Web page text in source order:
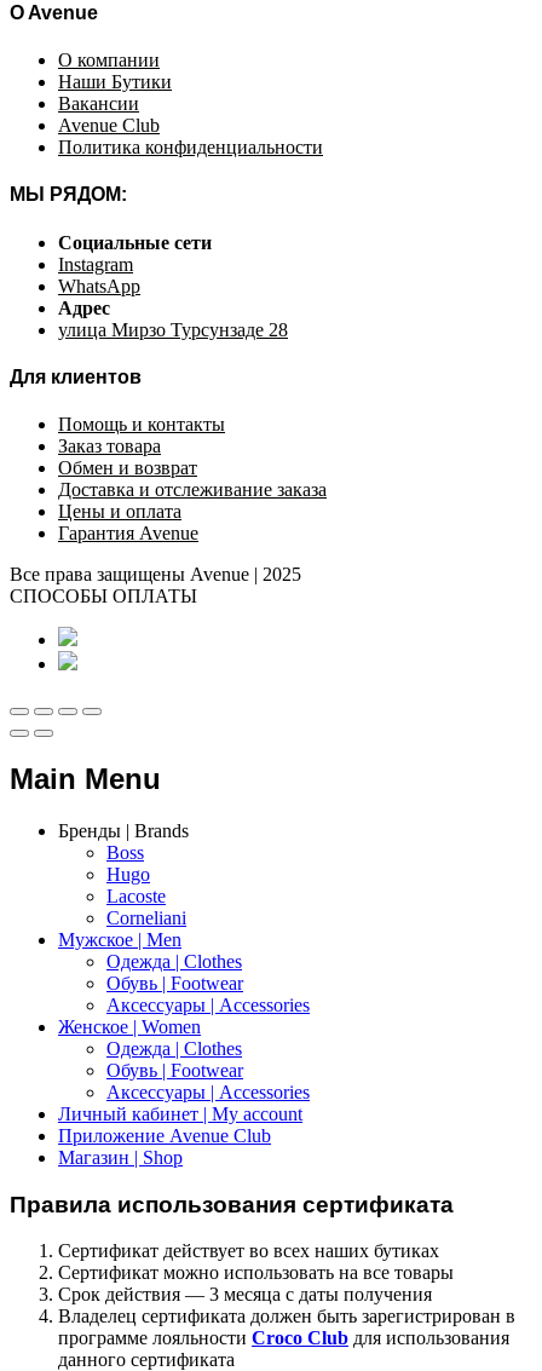
O Avenue
О компании
Наши Бутики
Вакансии
Avenue Club
Политика конфиденциальности
МЫ РЯДОМ:
Социальные сети
Instagram
WhatsApp
Адрес
улица Мирзо Турсунзаде 28
Для клиентов
Помощь и контакты
Заказ товара
Обмен и возврат
Доставка и отслеживание заказа
Цены и оплата
Гарантия Avenue
Все права защищены Avenue | 2025
СПОСОБЫ ОПЛАТЫ
Main Menu
Бренды | Brands
Boss
Hugo
Lacoste
Corneliani
Мужское | Men
Одежда | Clothes
Обувь | Footwear
Аксессуары | Accessories
Женское | Women
Одежда | Clothes
Обувь | Footwear
Аксессуары | Accessories
Личный кабинет | My account
Приложение Avenue Club
Магазин | Shop
Правила использования сертификата
Сертификат действует во всех наших бутиках
Сертификат можно использовать на все товары
Срок действия — 3 месяца с даты получения
Владелец сертификата должен быть зарегистрирован в
программе лояльности Croco Club для использования
данного сертификата